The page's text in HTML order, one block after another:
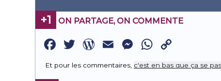
+1 ON PARTAGE, ON COMMENTE
Facebook
Twitter
WordPress
EmailMessenger
Link
Et pour les commentaires, c'est en bas que ça se